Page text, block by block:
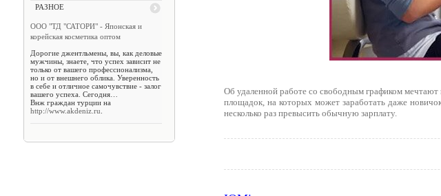
РАЗНОЕ
ООО "ТД "САТОРИ" - Японская и
корейская косметика оптом
Дорогие джентльмены, вы, как деловые
мужчины, знаете, что успех зависит не
только от вашего профессионализма,
но и от внешнего облика. Уверенность
в себе и отличное самочувствие - залог
вашего успеха. Сегодня…
Внж граждан турции на
http://www.akdeniz.ru
Об удаленной работе со свободным графиком мечтают
площадок, на которых может заработать даже
несколько раз превысить обычную зарплату.